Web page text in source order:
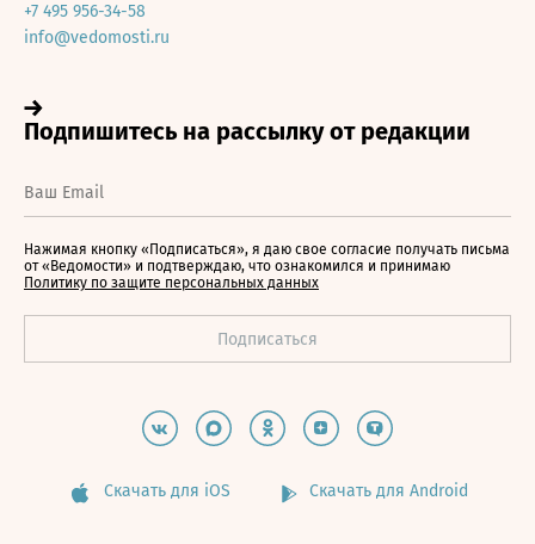
+7 495 956-34-58
info@vedomosti.ru
Нажимая кнопку «Подписаться», я даю свое согласие получать письма
от «Ведомости» и подтверждаю, что ознакомился и принимаю
Политику по защите персональных данных
Скачать для iOS Скачать для Android